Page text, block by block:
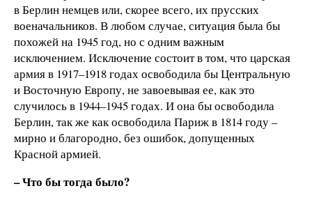
в Берлин немцев или, скорее всего, их прусских
военачальников. В любом случае, ситуация была бы
похожей на 1945 год, но с одним важным
исключением. Исключение состоит в том, что царская
армия в 1917–1918 годах освободила бы Центральную
и Восточную Европу, не завоевывая ее, как это
случилось в 1944–1945 годах. И она бы освободила
Берлин, так же как освободила Париж в 1814 году –
мирно и благородно, без ошибок, допущенных
Красной армией.
– Что бы тогда было?